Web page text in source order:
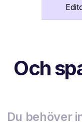
Och
Du behöver